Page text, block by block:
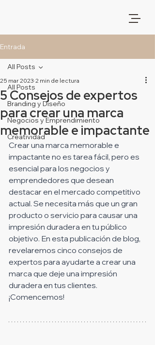
Entrada
All Posts
Branding y Diseño
Negocios y Emprendimiento
Creatividad
All Posts
5 Consejos de expertos
para crear una marca
memorable e impactante
25 mar 2023 2 min de lectura
Crear una marca memorable e
impactante no es tarea fácil, pero es
esencial para los negocios y
emprendedores que desean
destacar en el mercado competitivo
actual. Se necesita más que un gran
producto o servicio para causar una
impresión duradera en tu público
objetivo. En esta publicación de blog,
revelaremos cinco consejos de
expertos para ayudarte a crear una
marca que deje una impresión
duradera en tus clientes.
¡Comencemos!